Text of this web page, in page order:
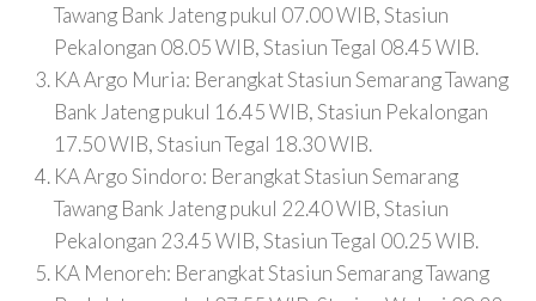
Tawang Bank Jateng pukul 07.00 WIB, Stasiun
Pekalongan 08.05 WIB, Stasiun Tegal 08.45 WIB.
KA Argo Muria: Berangkat Stasiun Semarang Tawang
Bank Jateng pukul 16.45 WIB, Stasiun Pekalongan
17.50 WIB, Stasiun Tegal 18.30 WIB.
KA Argo Sindoro: Berangkat Stasiun Semarang
Tawang Bank Jateng pukul 22.40 WIB, Stasiun
Pekalongan 23.45 WIB, Stasiun Tegal 00.25 WIB.
KA Menoreh: Berangkat Stasiun Semarang Tawang